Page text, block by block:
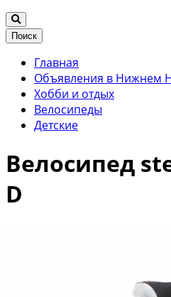
Поиск
Главная
Объявления в Нижнем
Хобби и отдых
Велосипеды
Детские
Велосипед
D